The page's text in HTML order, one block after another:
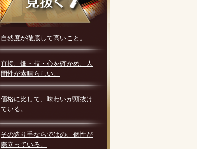
自然度が徹底して高いこと。
直接、畑・技・心を確かめ、人
間性が素晴らしい。
価格に比して、味わいが頭抜け
ている。
その造り手ならではの、個性が
際立っている。